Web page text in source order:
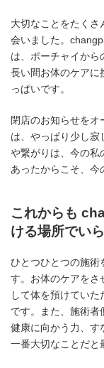
大切なことをたくさ
会いました。
は、ポーチャイから
長い間お体のケアに
っぱいです。
閉店のお知らせを
は、やっぱり少し
や繋がりは、今の私
あったからこそ、今
これからも
ける場所でい
ひとつひとつの施術
す。お体のケアをさ
して体を預けてい
です。また、施術
健康に向かう力、す
一番大切なことだと